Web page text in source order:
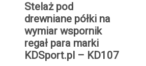
Stelaż pod
drewniane półki na
wymiar wspornik
regał para marki
KDSport.pl – KD107